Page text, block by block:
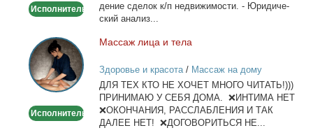
Исполнитель
де­ние сде­лок к/п недви­жи­мо­сти. - Юри­ди­че­
ский ана­лиз...
Массаж
лица
и
тела
Исполнитель
Мас­саж ли­ца и те­ла
Здоровье и красота/ Массаж на дому
ДЛЯ ТЕХ КТО НЕ ХОЧЕТ МНОГО ЧИТАТЬ!)))
ПРИНИМАЮ У СЕБЯ ДОМА. ❌ИНТИМА НЕТ
❌ОКОНЧАНИЯ, РАССЛАБЛЕНИЯ И ТАК
ДАЛЕЕ НЕТ! ❌ДОГОВОРИТЬСЯ НЕ...